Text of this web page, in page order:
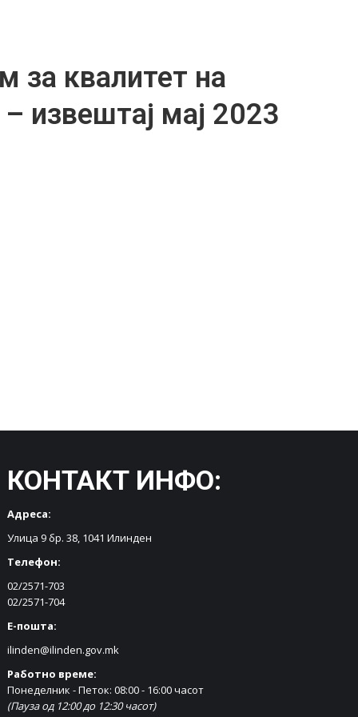
за квалитет на
извештај мај 2023
КОНТАКТ ИНФО:
Адреса:
Улица 9 бр. 38, 1041 Илинден
Телефон:
02/2571-703
02/2571-704
Е-пошта:
ilinden@ilinden.gov.mk
Работно време:
Понеделник - Петок: 08:00 - 16:00 часот
(Пауза од 12:00 до 12:30 часот)